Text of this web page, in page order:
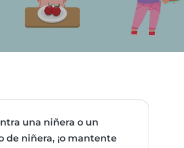
una niñera o un
de niñera, ¡o mantente